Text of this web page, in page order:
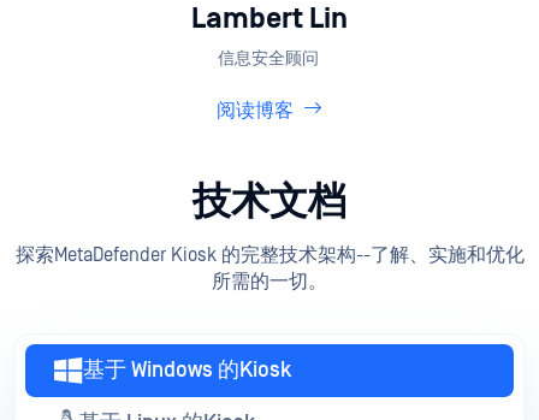
Lambert Lin
信息安全顾问
阅读博客
技术文档
探索MetaDefender Kiosk 的完整技术架构--了解、实施和优化
所需的一切。
基于 Windows 的Kiosk